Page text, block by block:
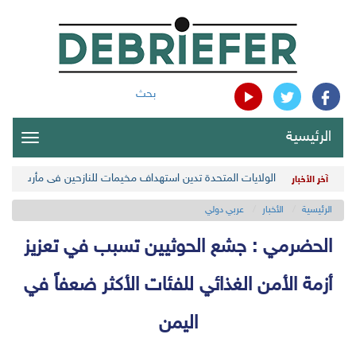
بحث
الرئيسية
آخر الأخبار الولايات المتحدة تدين استهداف مخيمات للنازحين في مأرب
الرئيسية الأخبار عربي دولي
الحضرمي : جشع الحوثيين تسبب في تعزيز
أزمة الأمن الغذائي للفئات الأكثر ضعفاً في
اليمن